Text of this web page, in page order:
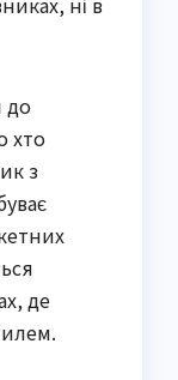
до
хто
з
де